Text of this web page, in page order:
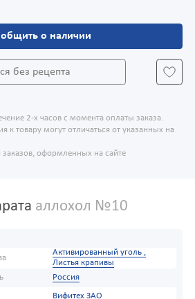
о наличии
без рецепта
2-х часов с момента оплаты заказа.
к товару могут отличаться от указанных на
заказов, оформленных на сайте
аллохол №10
Активированный уголь ,
Листья крапивы
Россия
Вифитех ЗАО